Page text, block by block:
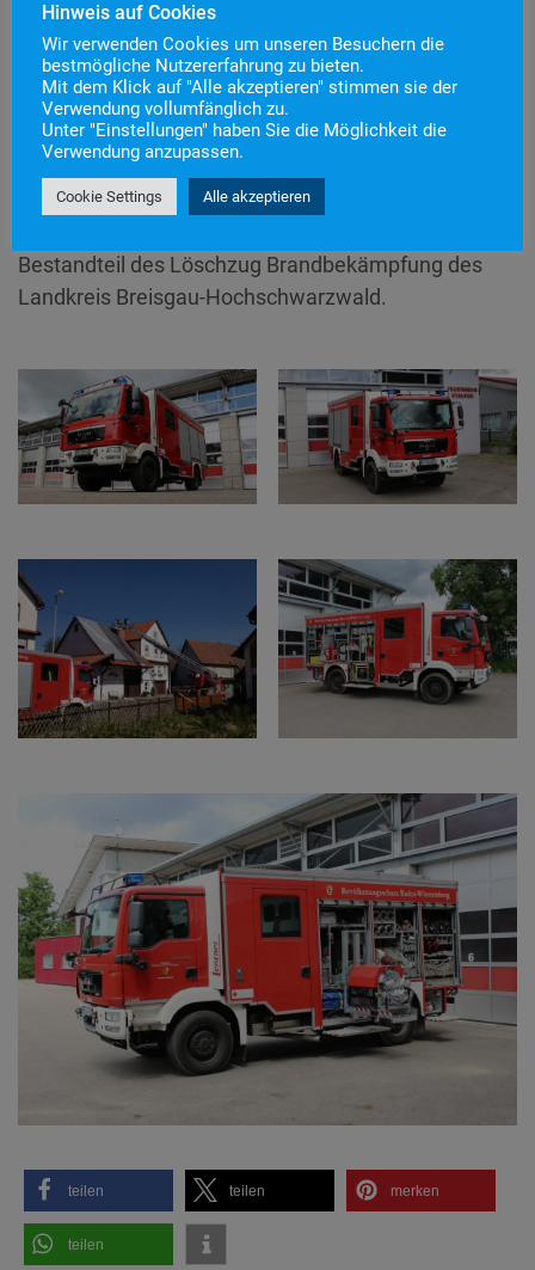
Im Jahr 2011 wurde in Staufen ein LF KatS des
Bundeskatastrophenschutz stationiert. Das
Fahrzeug wird durch ehrenamtliche Kräfte der
Feuerwehr Staufen besetzt und rückt bei Bedarf
Bestandteil des Löschzug Brandbekämpfung des
Landkreis Breisgau-Hochschwarzwald.
teilen teilen merken
teilen
Hinweis auf Cookies
Wir verwenden Cookies um unseren Besuchern die
bestmögliche Nutzererfahrung zu bieten.
Mit dem Klick auf "Alle akzeptieren" stimmen sie der
Verwendung vollumfänglich zu.
Unter "Einstellungen" haben Sie die Möglichkeit die
Verwendung anzupassen.
Cookie Settings Alle akzeptieren